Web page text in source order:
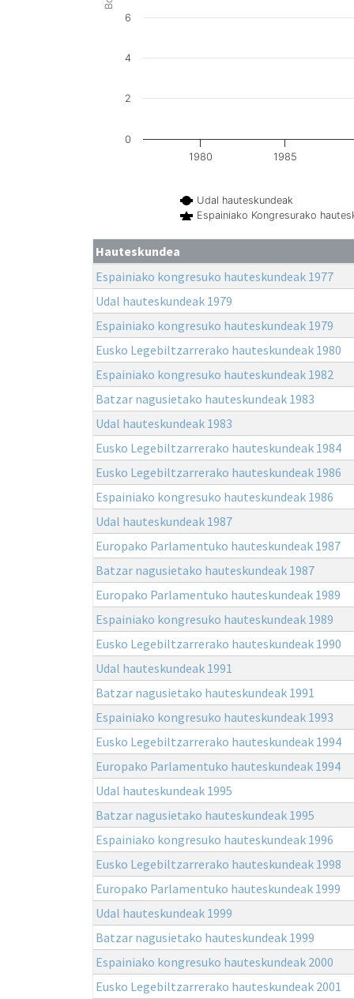
Udal hauteskundeak
Espainiako Kongresurako
1980 1985
0
2
4
6
Hauteskundea
Espainiako kongresuko hauteskundeak 1977
Udal hauteskundeak 1979
Espainiako kongresuko hauteskundeak 1979
Eusko Legebiltzarrerako hauteskundeak 1980
Espainiako kongresuko hauteskundeak 1982
Batzar nagusietako hauteskundeak 1983
Udal hauteskundeak 1983
Eusko Legebiltzarrerako hauteskundeak 1984
Eusko Legebiltzarrerako hauteskundeak 1986
Espainiako kongresuko hauteskundeak 1986
Udal hauteskundeak 1987
Europako Parlamentuko hauteskundeak 1987
Batzar nagusietako hauteskundeak 1987
Europako Parlamentuko hauteskundeak 1989
Espainiako kongresuko hauteskundeak 1989
Eusko Legebiltzarrerako hauteskundeak 1990
Udal hauteskundeak 1991
Batzar nagusietako hauteskundeak 1991
Espainiako kongresuko hauteskundeak 1993
Eusko Legebiltzarrerako hauteskundeak 1994
Europako Parlamentuko hauteskundeak 1994
Udal hauteskundeak 1995
Batzar nagusietako hauteskundeak 1995
Espainiako kongresuko hauteskundeak 1996
Eusko Legebiltzarrerako hauteskundeak 1998
Europako Parlamentuko hauteskundeak 1999
Udal hauteskundeak 1999
Batzar nagusietako hauteskundeak 1999
Espainiako kongresuko hauteskundeak 2000
Eusko Legebiltzarrerako hauteskundeak 2001